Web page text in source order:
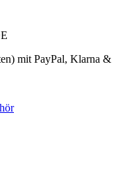
mit PayPal, Klarna &